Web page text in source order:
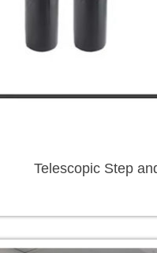
Telescopic Step